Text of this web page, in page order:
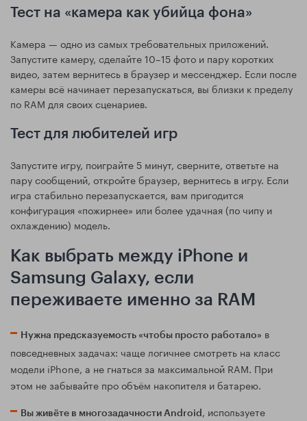
Тест на «камера как убийца фона»
Камера — одно из самых требовательных приложений.
Запустите камеру, сделайте 10–15 фото и пару коротких
видео, затем вернитесь в браузер и мессенджер. Если после
камеры всё начинает перезапускаться, вы близки к пределу
по RAM для своих сценариев.
Тест для любителей игр
Запустите игру, поиграйте 5 минут, сверните, ответьте на
пару сообщений, откройте браузер, вернитесь в игру. Если
игра стабильно перезапускается, вам пригодится
конфигурация «пожирнее» или более удачная (по чипу и
охлаждению) модель.
Как выбрать между iPhone и
Samsung Galaxy, если
переживаете именно за RAM
Нужна предсказуемость «чтобы просто работало» в
повседневных задачах: чаще логичнее смотреть на класс
модели iPhone, а не гнаться за максимальной RAM. При
этом не забывайте про объём накопителя и батарею.
Вы живёте в многозадачности Android , используете